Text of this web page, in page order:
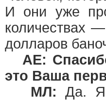
И они уже
количествах
долларов
АЕ:
это Ваша
МЛ:Да. Я